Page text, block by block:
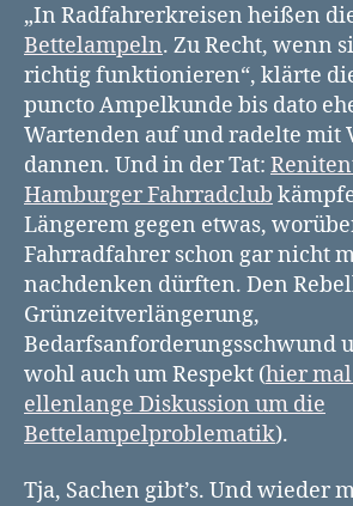
„In Radfahrerkreisen heißen
Bettelampeln. Zu Recht, wenn
richtig funktionieren“, klärte
puncto Ampelkunde bis dato
Wartenden auf und radelte mit
dannen. Und in der Tat:
Hamburger Fahrradclub
Längerem gegen etwas,
Fahrradfahrer schon gar nicht
nachdenken dürften. Den
Grünzeitverlängerung,
Bedarfsanforderungsschwund
wohl auch um Respekt (hier
ellenlange Diskussion um die
Bettelampelproblematik).
Tja, Sachen gibt’s. Und wieder